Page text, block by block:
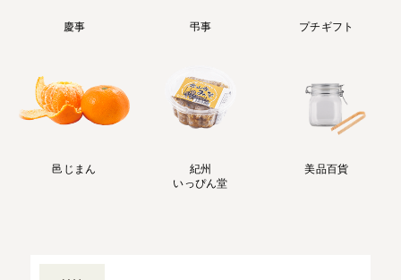
慶事 弔事 プチギフト
邑じまん
紀州
いっぴん堂
美品百貨